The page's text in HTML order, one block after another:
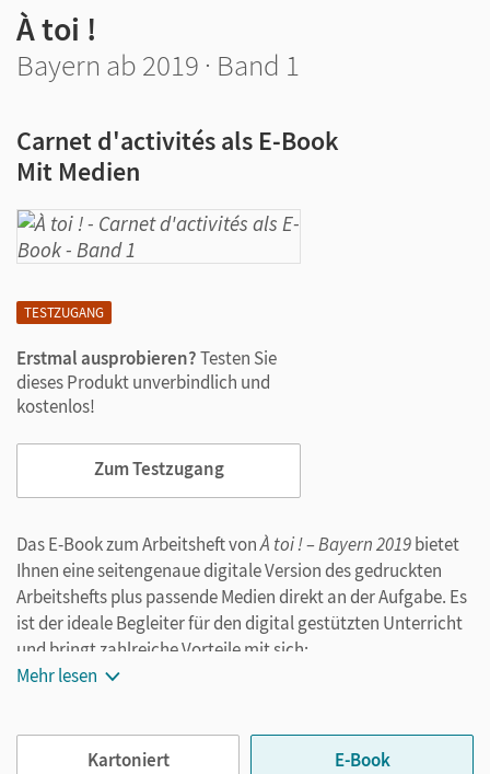
TESTZUGANG
Erstmal ausprobieren?Testen Sie
dieses Produkt unverbindlich und
kostenlos!
Zum Testzugang
À toi !
Bayern ab 2019 · Band 1
Carnet d'activités als E-Book
Mit Medien
Das E-Book zum Arbeitsheft vonÀ toi ! – Bayern 2019bietet
Ihnen eine seitengenaue digitale Version des gedruckten
Arbeitshefts plus passende Medien direkt an der Aufgabe. Es
ist der ideale Begleiter für den digital gestützten Unterricht
und bringt zahlreiche Vorteile mit sich:
unkompliziert verfügbar.
Mehr lesen
Kartoniert E-Book